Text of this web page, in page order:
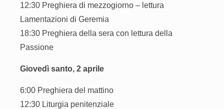
12:30 Preghiera di mezzogiorno – lettura
Lamentazioni di Geremia
18:30 Preghiera della sera con lettura della
Passione
Giovedì santo, 2 aprile
6:00 Preghiera del mattino
12:30 Liturgia penitenziale